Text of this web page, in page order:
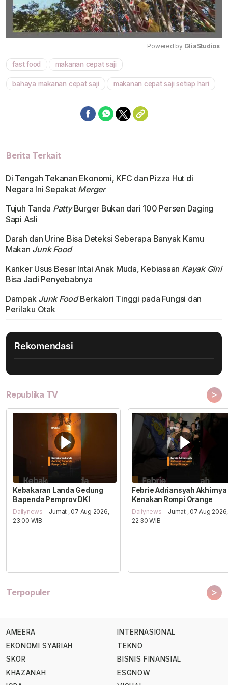
Powered by GliaStudios
fast food makanan cepat saji
bahaya makanan cepat saji makanan cepat saji setiap hari
Berita Terkait
Di Tengah Tekanan Ekonomi, KFC dan Pizza Hut di
Negara Ini Sepakat Merger
Tujuh Tanda PattyBurger Bukan dari 100 Persen Daging
Sapi Asli
Darah dan Urine Bisa Deteksi Seberapa Banyak Kamu
Makan Junk Food
Kanker Usus Besar Intai Anak Muda, Kebiasaan Kayak Gini
Bisa Jadi Penyebabnya
Dampak Junk FoodBerkalori Tinggi pada Fungsi dan
Perilaku Otak
Rekomendasi
Republika TV >
Kebakaran Landa Gedung
Bapenda Pemprov DKI
Dailynews - Jumat , 07 Aug 2026,
23:00 WIB
Febrie Adriansyah Akhirnya
Kenakan Rompi Orange
Dailynews - Jumat , 07 Aug 2026,
22:30 WIB
Terpopuler >
AMEERA
EKONOMI SYARIAH
SKOR
KHAZANAH
INTERNASIONAL
TEKNO
BISNIS FINANSIAL
ESGNOW